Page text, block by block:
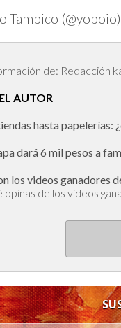
Tampico (@yopoio)
de: Redacción
AUTOR
hasta papelerías:
dará 6 mil pesos a
los videos ganadores
opinas de los videos